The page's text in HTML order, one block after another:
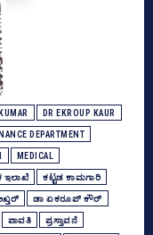
DR EKROUP KAUR
DEPARTMENT
MEDICAL
ಇಲಾಖೆ ಕಟ್ಟಡ ಕಾಮಗಾರಿ
ಡಾ ಏಕರೂಪ್‌ ಕೌರ್‌
ಪಾವತಿ ಪ್ರಸ್ತಾವನೆ